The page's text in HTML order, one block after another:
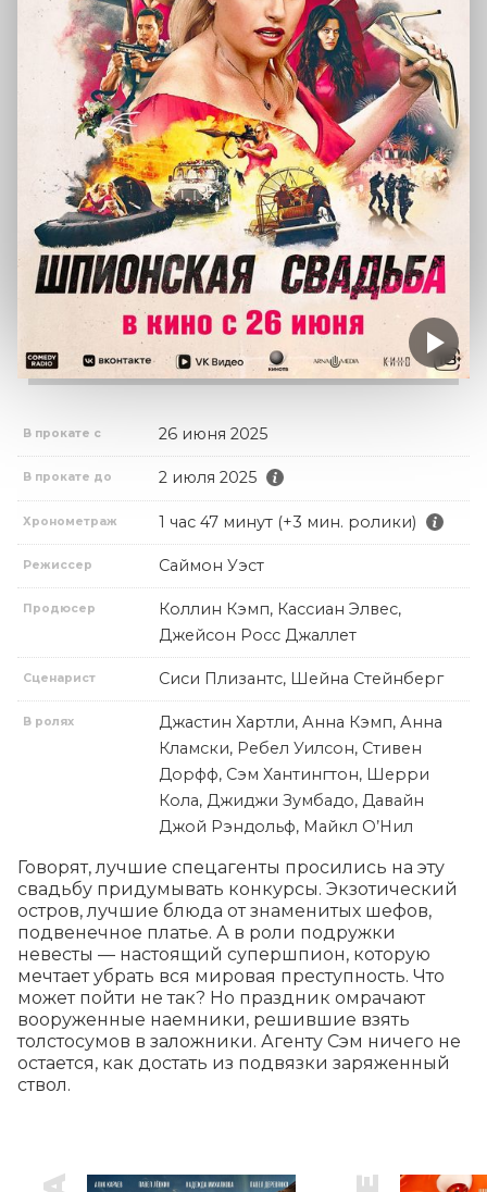
В прокате с 26 июня 2025
В прокате до 2 июля 2025
Хронометраж 1 час 47 минут (+3 мин. ролики)
Режиссер Саймон Уэст
Продюсер
Коллин Кэмп, Кассиан Элвес,
Джейсон Росс Джаллет
Сценарист Сиси Плизантс, Шейна Стейнберг
В ролях
Джастин Хартли, Анна Кэмп, Анна
Кламски, Ребел Уилсон, Стивен
Дорфф, Сэм Хантингтон, Шерри
Кола, Джиджи Зумбадо, Давайн
Джой Рэндольф, Майкл О’Нил
Говорят, лучшие спецагенты просились на эту
свадьбу придумывать конкурсы. Экзотический
остров, лучшие блюда от знаменитых шефов,
подвенечное платье. А в роли подружки
невесты — настоящий супершпион, которую
мечтает убрать вся мировая преступность. Что
может пойти не так? Но праздник омрачают
вооруженные наемники, решившие взять
толстосумов в заложники. Агенту Сэм ничего не
остается, как достать из подвязки заряженный
ствол.